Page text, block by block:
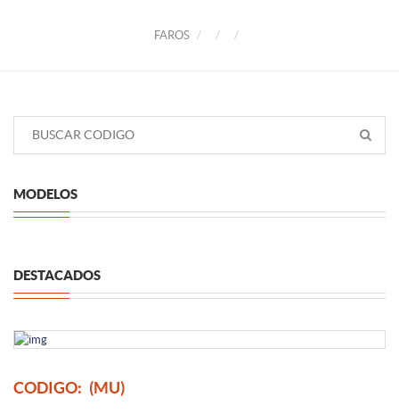
FAROS
MODELOS
DESTACADOS
CODIGO: (MU)